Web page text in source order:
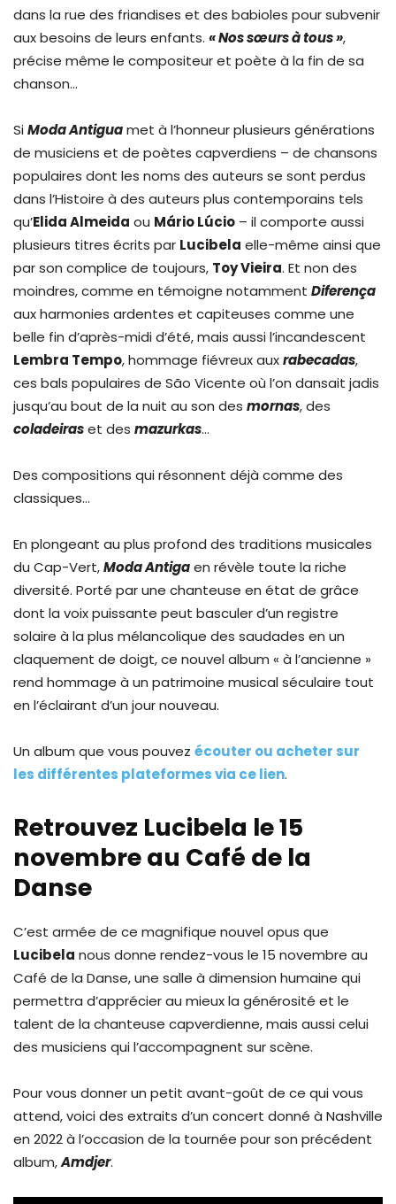
dans la rue des friandises et des babioles pour subvenir
aux besoins de leurs enfants. « Nos sœurs à tous »,
précise même le compositeur et poète à la fin de sa
chanson…
SiModa Antiguamet à l’honneur plusieurs générations
de musiciens et de poètes capverdiens – de chansons
populaires dont les noms des auteurs se sont perdus
dans l’Histoire à des auteurs plus contemporains tels
qu’Elida Almeida ou Mário Lúcio – il comporte aussi
plusieurs titres écrits par Lucibela elle-même ainsi que
par son complice de toujours, Toy Vieira. Et non des
moindres, comme en témoigne notamment Diferença
aux harmonies ardentes et capiteuses comme une
belle fin d’après-midi d’été, mais aussi l’incandescent
Lembra Tempo, hommage fiévreux auxrabecadas,
ces bals populaires de São Vicente où l’on dansait jadis
jusqu’au bout de la nuit au son des mornas, des
coladeiraset des mazurkas…
Des compositions qui résonnent déjà comme des
classiques…
En plongeant au plus profond des traditions musicales
du Cap-Vert,Moda Antigaen révèle toute la riche
diversité. Porté par une chanteuse en état de grâce
dont la voix puissante peut basculer d’un registre
solaire à la plus mélancolique des saudades en un
claquement de doigt, ce nouvel album « à l’ancienne »
rend hommage à un patrimoine musical séculaire tout
en l’éclairant d’un jour nouveau.
Un album que vous pouvez écouter ou acheter sur
les différentes plateformes via ce lien.
Retrouvez Lucibela le 15
novembre au Café de la
Danse
C’est armée de ce magnifique nouvel opus que
Lucibela nous donne rendez-vous le 15 novembre au
Café de la Danse, une salle à dimension humaine qui
permettra d’apprécier au mieux la générosité et le
talent de la chanteuse capverdienne, mais aussi celui
des musiciens qui l’accompagnent sur scène.
Pour vous donner un petit avant-goût de ce qui vous
attend, voici des extraits d’un concert donné à Nashville
en 2022 à l’occasion de la tournée pour son précédent
album,Amdjer.